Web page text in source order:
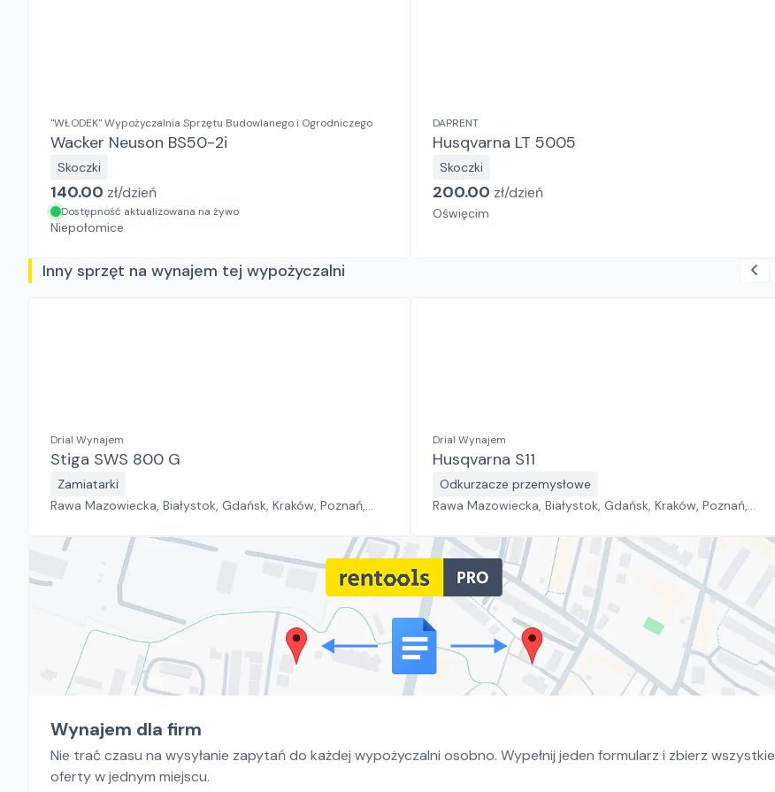
"WŁODEK" Wypożyczalnia Sprzętu Budowlanego i Ogrodniczego
Wacker Neuson BS50-2i
Skoczki
140.00 zł/dzień
Dostępność aktualizowana na żywo
Niepołomice
DAPRENT
Husqvarna LT 5005
Skoczki
200.00 zł/dzień
Oświęcim
Inny sprzęt na wynajem tej wypożyczalni
Drial Wynajem
Stiga SWS 800 G
Zamiatarki
Rawa Mazowiecka, Białystok, Gdańsk, Kraków, Poznań,
Płock, Jawor, Pabianice, Suchy Las, Zielona Góra
Drial Wynajem
Husqvarna S11
Odkurzacze przemysłowe
Rawa Mazowiecka, Białystok, Gdańsk, Kraków, Poznań,
Płock, Jawor, Pabianice, Suchy Las, Zielona Góra
Wynajem dla firm
Nie trać czasu na wysyłanie zapytań do każdej wypożyczalni osobno. Wypełnij jeden formularz i zbierz wszystkie
oferty w jednym miejscu.